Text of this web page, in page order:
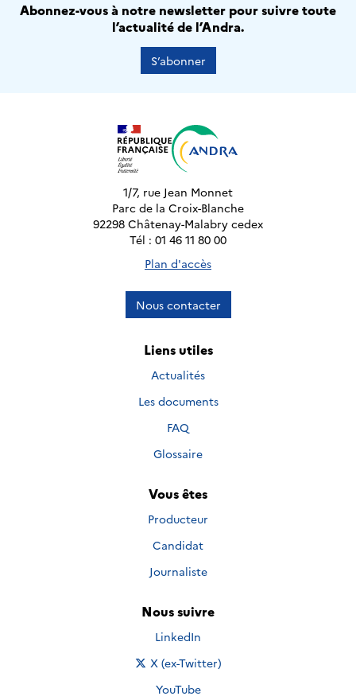
Abonnez-vous à notre newsletter pour suivre toute
l’actualité de l’Andra.
S’abonner
1/7, rue Jean Monnet
Parc de la Croix-Blanche
92298 Châtenay-Malabry cedex
Tél : 01 46 11 80 00
Plan d'accès
Nous contacter
Liens utiles
Actualités
Les documents
FAQ
Glossaire
Vous êtes
Producteur
Candidat
Journaliste
Nous suivre
Nous suivre sur
LinkedIn
Nous suivre sur
X (ex-Twitter)
Nous suivre sur
YouTube